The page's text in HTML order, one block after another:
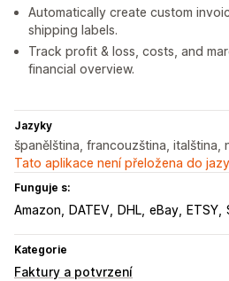
Automatically create custom
shipping labels.
Track profit & loss, costs, and
financial overview.
Jazyky
španělština, francouzština, italština,
Tato aplikace není přeložena do
Funguje s:
Amazon DATEV DHL eBay ETSY
Kategorie
Faktury a potvrzení